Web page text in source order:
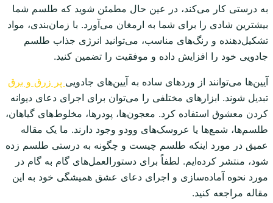
به درستی کار می‌کند، در عین حال مطمئن شوید که طلسم شما
بیشترین شادی را برای شما به ارمغان می‌آورد. با زمان‌بندی، مواد
تشکیل‌دهنده و رنگ‌های مناسب، می‌توانید انرژی جذاب طلسم
جادویی خود را افزایش داده و موفقیت را تضمین کنید.
آیین‌ها می‌توانند از وردهای ساده به آیین‌های جادویی پر زرق و برق
تبدیل شوند. ابزارهای مختلفی را می‌توان برای اجرای دعای دیوانه
کردن معشوق استفاده کرد. معجون‌ها، پودرها، مخلوط‌های گیاهان،
طلسم‌ها، شمع‌ها یا عروسک‌های وودو وجود دارند. ما یک مقاله
عمیق در مورد اینکه طلسم چیست و چگونه به درستی طلسم زده
شود، منتشر کرده‌ایم. لطفاً برای دستورالعمل‌های گام به گام در
مورد نحوه آماده‌سازی و اجرای دعای عشق همیشگی خود به این
مقاله مراجعه کنید.